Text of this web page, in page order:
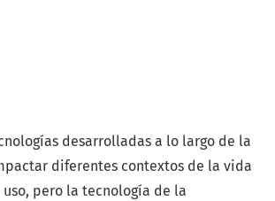
desarrolladas a lo largo de la
diferentes contextos de la vida
uso, pero la tecnología de la